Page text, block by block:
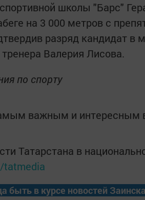
школы "Барс"
на 3 000 метров с
разряд кандидат в
Валерия Лисова.
по спорту
важным и интересным
Татарстана в
tatmedia
быть в курсе новостей